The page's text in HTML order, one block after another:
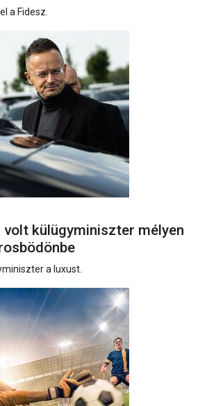
a Fidesz.
külügyminiszter mélyen
a luxust.